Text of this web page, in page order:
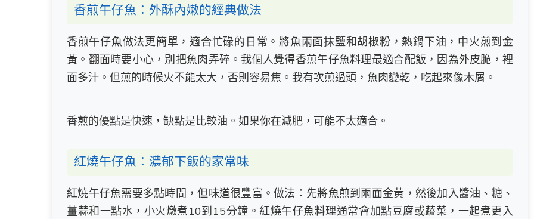
香煎午仔魚：外酥內嫩的經典做法
香煎午仔魚做法更簡單，適合忙碌的日常。將魚兩面抹鹽和胡椒粉，熱鍋下油，中火煎到金
黃。翻面時要小心，別把魚肉弄碎。我個人覺得香煎午仔魚料理最適合配飯，因為外皮脆，裡
面多汁。但煎的時候火不能太大，否則容易焦。我有次煎過頭，魚肉變乾，吃起來像木屑。
香煎的優點是快速，缺點是比較油。如果你在減肥，可能不太適合。
紅燒午仔魚：濃郁下飯的家常味
紅燒午仔魚需要多點時間，但味道很豐富。做法：先將魚煎到兩面金黃，然後加入醬油、糖、
薑蒜和一點水，小火燉煮10到15分鐘。紅燒午仔魚料理通常會加點豆腐或蔬菜，一起煮更入